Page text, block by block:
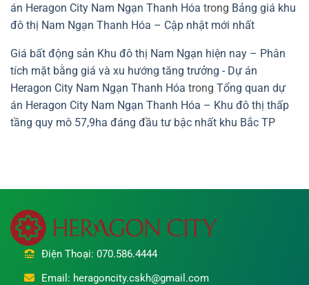
án Heragon City Nam Ngạn Thanh Hóa trong Bảng giá khu
đô thị Nam Ngạn Thanh Hóa – Cập nhật mới nhất
Giá bất động sản Khu đô thị Nam Ngạn hiện nay – Phân
tích mặt bằng giá và xu hướng tăng trưởng - Dự án
Heragon City Nam Ngạn Thanh Hóa trong Tổng quan dự
án Heragon City Nam Ngạn Thanh Hóa – Khu đô thị thấp
tầng quy mô 57,9ha đáng đầu tư bậc nhất khu Bắc TP
Điện Thoại: 070.586.4444
Email: heragoncity.cskh@gmail.com